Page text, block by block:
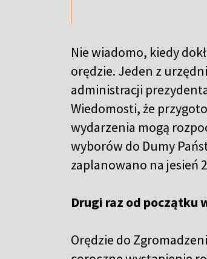
Nie wiadomo, kiedy
orędzie. Jeden z
administracji
Wiedomosti, że
wydarzenia mogą
wyborów do Dumy
zaplanowano na jesień
Drugi raz od początku
Orędzie do